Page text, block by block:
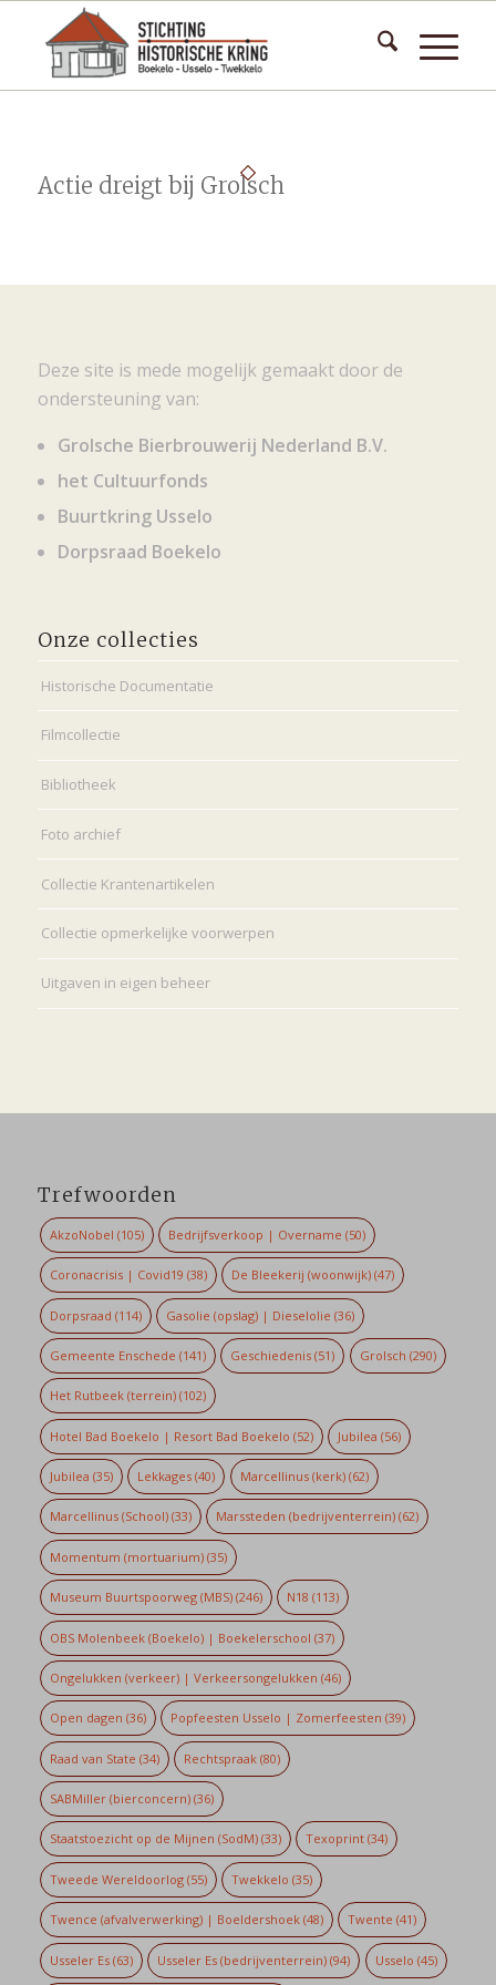
Actie dreigt bij Grolsch
Deze site is mede mogelijk gemaakt door de
ondersteuning van:
Grolsche Bierbrouwerij Nederland B.V.
het Cultuurfonds
Buurtkring Usselo
Dorpsraad Boekelo
Onze collecties
Historische Documentatie
Filmcollectie
Bibliotheek
Foto archief
Collectie Krantenartikelen
Collectie opmerkelijke voorwerpen
Uitgaven in eigen beheer
Trefwoorden
AkzoNobel (105) Bedrijfsverkoop | Overname (50)
Coronacrisis | Covid19 (38) De Bleekerij (woonwijk) (47)
Dorpsraad (114) Gasolie (opslag) | Dieselolie (36)
Gemeente Enschede (141) Geschiedenis (51) Grolsch (290)
Het Rutbeek (terrein)(102)
Hotel Bad Boekelo | Resort Bad Boekelo (52) Jubilea (56)
Jubilea (35) Lekkages (40) Marcellinus (kerk)(62)
Marcellinus (School)(33) Marssteden (bedrijventerrein) (62)
Momentum (mortuarium)(35)
Museum Buurtspoorweg (MBS)(246) N18 (113)
OBS Molenbeek (Boekelo) | Boekelerschool (37)
Ongelukken (verkeer) | Verkeersongelukken (46)
Open dagen (36) Popfeesten Usselo | Zomerfeesten (39)
Raad van State (34) Rechtspraak (80)
SABMiller (bierconcern)(36)
Staatstoezicht op de Mijnen (SodM)(33) Texoprint (34)
Tweede Wereldoorlog(55) Twekkelo (35)
Twence (afvalverwerking) | Boeldershoek(48) Twente (41)
Usseler Es(63) Usseler Es (bedrijventerrein) (94) Usselo (45)